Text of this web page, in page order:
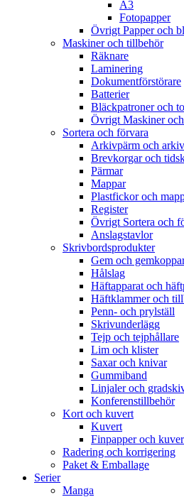
A3
Fotopapper
Övrigt Papper och
Maskiner och tillbehör
Räknare
Laminering
Dokumentförstörare
Batterier
Bläckpatroner och
Övrigt Maskiner
Sortera och förvara
Arkivpärm och
Brevkorgar och
Pärmar
Mappar
Plastfickor och
Register
Övrigt Sortera och
Anslagstavlor
Skrivbordsprodukter
Gem och
Hålslag
Häftapparat och
Häftklammer och
Penn- och prylställ
Skrivunderlägg
Tejp och tejphållare
Lim och klister
Saxar och knivar
Gummiband
Linjaler och
Konferenstillbehör
Kort och kuvert
Kuvert
Finpapper och
Radering och korrigering
Paket & Emballage
Serier
Manga